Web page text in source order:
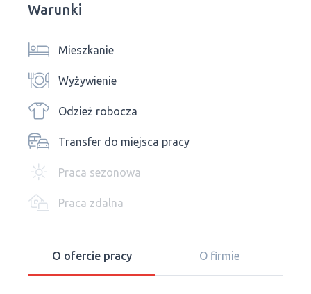
Warunki
Mieszkanie
Wyżywienie
Odzież robocza
Transfer do miejsca pracy
Praca sezonowa
Praca zdalna
O ofercie pracy O firmie